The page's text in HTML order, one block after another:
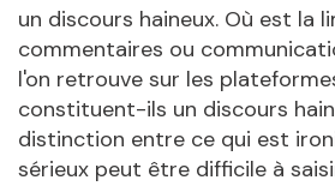
un discours haineux. Où est la
commentaires ou
l'on retrouve sur les
constituent-ils un discours
distinction entre ce qui est
sérieux peut être difficile à